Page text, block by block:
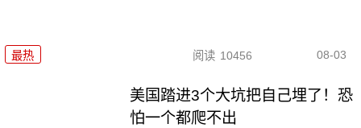
最热 阅读 10456 08-03
美国踏进3个大坑把自己埋了！恐
怕一个都爬不出